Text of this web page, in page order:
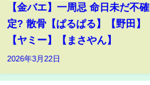
【金バエ】一周忌 命日未だ不確
定? 散骨【ぱるぱる】【野田】
【ヤミー】【まさやん】
2026年3月22日